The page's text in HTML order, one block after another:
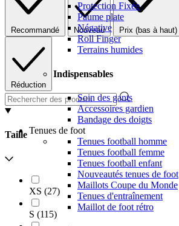
Protection Fixée
Paume plate
Négative
Roll Finger
Terrains humides
Indispensables
Soin des gants
Accessoires gardien
Bandage des doigts
Tenues de foot
Tenues football homme
Tenues football femme
Tenues football enfant
Nouveautés tenues de foot
Maillots Coupe du Monde
Tenues d'entraînement
Maillot de foot rétro
Recommandé Nouveau Prix (bas à haut)
Réduction
Taille
XS (27)
S (115)